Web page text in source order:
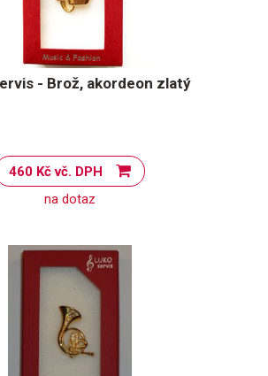
- Brož, akordeon zlatý
460 Kč vč. DPH
na dotaz